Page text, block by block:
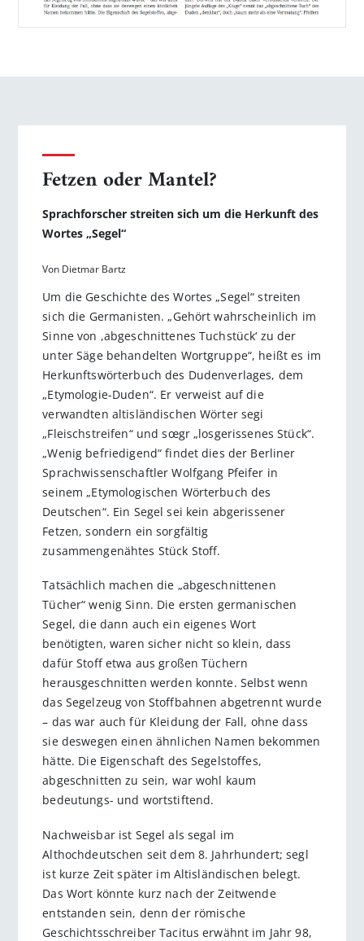
Fetzen oder Mantel?
Sprachforscher streiten sich um die Herkunft des
Wortes „Segel“
Von Dietmar Bartz
Um die Geschichte des Wortes „Segel“ streiten
sich die Germanisten. „Gehört wahrscheinlich im
Sinne von ,abgeschnittenes Tuchstück‘ zu der
unter Säge behandelten Wortgruppe“, heißt es im
Herkunftswörterbuch des Dudenverlages, dem
„Etymologie-Duden“. Er verweist auf die
verwandten altisländischen Wörter segi
„Fleischstreifen“ und sœgr „losgerissenes Stück“.
„Wenig befriedigend“ findet dies der Berliner
Sprachwissenschaftler Wolfgang Pfeifer in
seinem „Etymologischen Wörterbuch des
Deutschen“. Ein Segel sei kein abgerissener
Fetzen, sondern ein sorgfältig
zusammengenähtes Stück Stoff.
Tatsächlich machen die „abgeschnittenen
Tücher“ wenig Sinn. Die ersten germanischen
Segel, die dann auch ein eigenes Wort
benötigten, waren sicher nicht so klein, dass
dafür Stoff etwa aus großen Tüchern
herausgeschnitten werden konnte. Selbst wenn
das Segelzeug von Stoffbahnen abgetrennt wurde
– das war auch für Kleidung der Fall, ohne dass
sie deswegen einen ähnlichen Namen bekommen
hätte. Die Eigenschaft des Segelstoffes,
abgeschnitten zu sein, war wohl kaum
bedeutungs- und wortstiftend.
Nachweisbar ist Segel als segal im
Althochdeutschen seit dem 8. Jahrhundert; segl
ist kurze Zeit später im Altisländischen belegt.
Das Wort könnte kurz nach der Zeitwende
entstanden sein, denn der römische
Geschichtsschreiber Tacitus erwähnt im Jahr 98,